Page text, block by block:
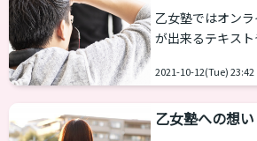
的な内容が多か
ほど歌のボイス
ッスン」として始
続けていくうち
歌い方と話し方に
じて（今思え...
乙女塾ではオン
が出来るテキス
で、第一弾として
モデル募集 before⇨afterのモデル ・
2021-10-12(Tue) 23:42
乙女塾への想い